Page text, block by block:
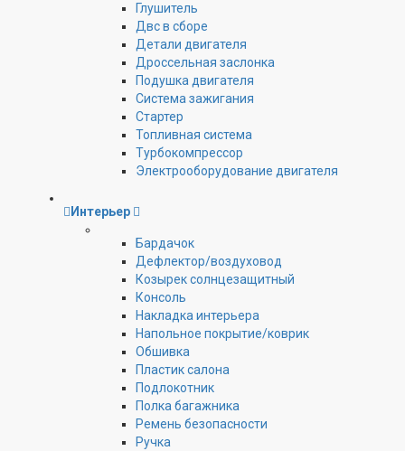
Глушитель
Двс в сборе
Детали двигателя
Дроссельная заслонка
Подушка двигателя
Система зажигания
Стартер
Топливная система
Турбокомпрессор
Электрооборудование двигателя
Интерьер
Бардачок
Дефлектор/воздуховод
Козырек солнцезащитный
Консоль
Накладка интерьера
Напольное покрытие/коврик
Обшивка
Пластик салона
Подлокотник
Полка багажника
Ремень безопасности
Ручка